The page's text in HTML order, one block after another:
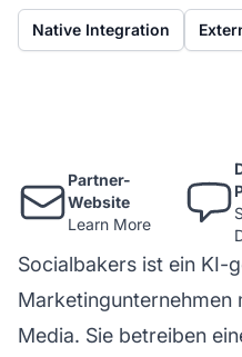
Native Integration
Partner-
Website
Learn More
Socialbakers ist ein KI-
Marketingunternehmen
Media. Sie betreiben